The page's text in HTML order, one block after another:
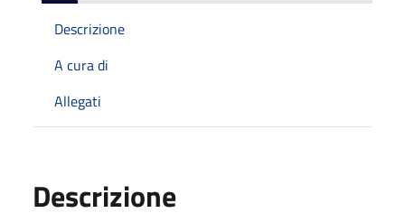
Descrizione
A cura di
Allegati
Descrizione